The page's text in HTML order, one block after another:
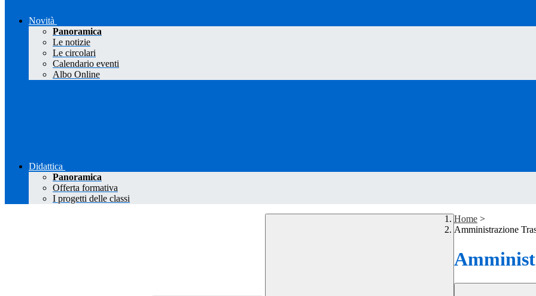
Novità
Panoramica
Le notizie
Le circolari
Calendario eventi
Albo Online
Didattica
Panoramica
Offerta formativa
I progetti delle classi
Home >
Amministrazione